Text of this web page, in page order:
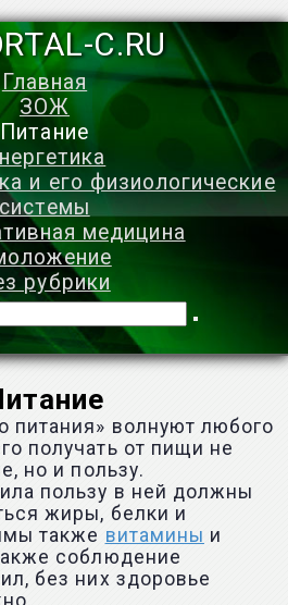
PORTAL-
Главная
ЗОЖ
Питание
и его физиологические
системы
медицина
рубрики
питания» волнуют любого
получать от пищи не
но и пользу.
пользу в ней должны
жиры, белки и
также витамины и
соблюдение
без них здоровье